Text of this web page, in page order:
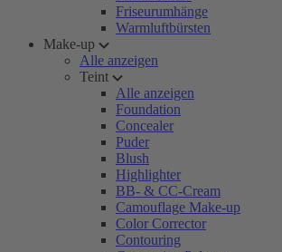
Friseurumhänge
Warmluftbürsten
Make-up
Alle anzeigen
Teint
Alle anzeigen
Foundation
Concealer
Puder
Blush
Highlighter
BB- & CC-Cream
Camouflage Make-up
Color Corrector
Contouring